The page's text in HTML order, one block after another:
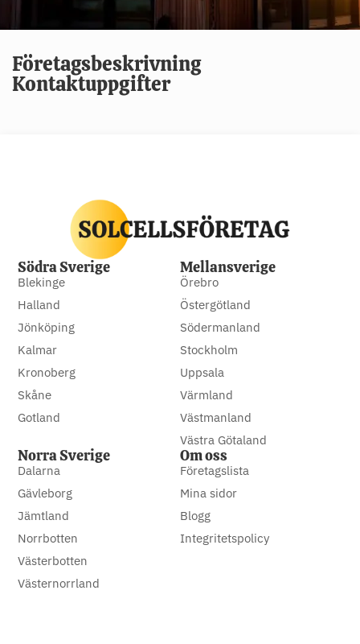
Företagsbeskrivning
Kontaktuppgifter
Södra Sverige
Blekinge
Halland
Jönköping
Kalmar
Kronoberg
Skåne
Gotland
Mellansverige
Örebro
Östergötland
Södermanland
Stockholm
Uppsala
Värmland
Västmanland
Västra Götaland
Norra Sverige
Dalarna
Gävleborg
Jämtland
Norrbotten
Västerbotten
Västernorrland
Om oss
Företagslista
Mina sidor
Blogg
Integritetspolicy